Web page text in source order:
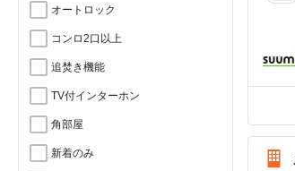
オートロック
コンロ2口以上
追焚き機能
TV付インターホン
角部屋
新着のみ